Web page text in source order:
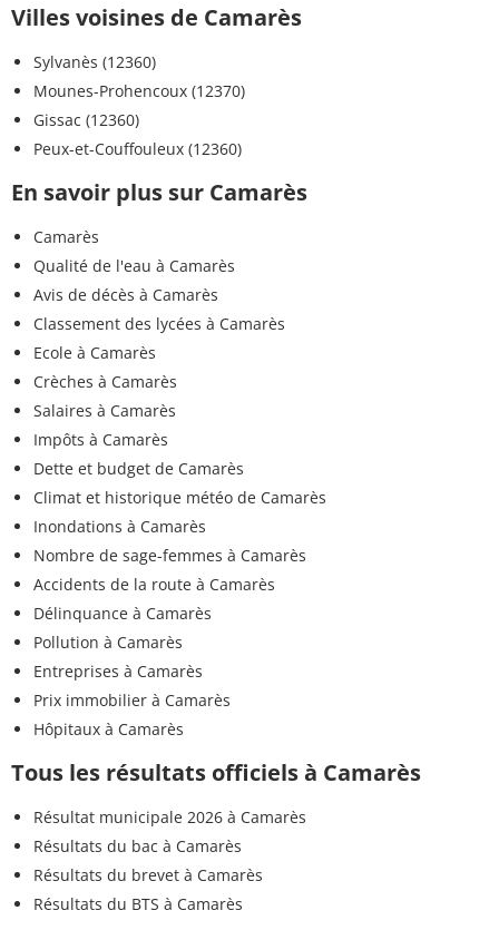
Villes voisines de Camarès
Sylvanès (12360)
Mounes-Prohencoux (12370)
Gissac (12360)
Peux-et-Couffouleux (12360)
En savoir plus sur Camarès
Camarès
Qualité de l'eau à Camarès
Avis de décès à Camarès
Classement des lycées à Camarès
Ecole à Camarès
Crèches à Camarès
Salaires à Camarès
Impôts à Camarès
Dette et budget de Camarès
Climat et historique météo de Camarès
Inondations à Camarès
Nombre de sage-femmes à Camarès
Accidents de la route à Camarès
Délinquance à Camarès
Pollution à Camarès
Entreprises à Camarès
Prix immobilier à Camarès
Hôpitaux à Camarès
Tous les résultats officiels à Camarès
Résultat municipale 2026 à Camarès
Résultats du bac à Camarès
Résultats du brevet à Camarès
Résultats du BTS à Camarès